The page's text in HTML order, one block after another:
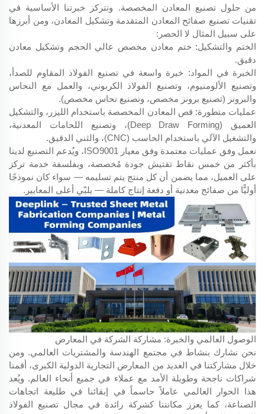
من حلول تصنيع المعادن المخصصة. وتتركز خبرتنا الأساسية في
تقنيات تصنيع صفائح المعادن المتقدمة وتشكيل المعادن، ومن أبرزها
على سبيل المثال لا الحصر:
الختم والتشكيل: ختم معادن مخصص عالي الحجم وتشكيل معادن
دقيق.
الخبرة في المواد: خبرة واسعة في تصنيع الفولاذ المقاوم للصدأ،
وتصنيع الألومنيوم، وتصنيع الفولاذ الكربوني، والعمل مع النحاس
والبرونز (تصنيع برونز مخصص، وتصنيع نحاس مخصص).
عمليات متطورة: قص المعادن المخصصة باستخدام الليزر، والتشكيل
العميق (Deep Draw Forming)، وتصنيع اللحامات المعدنية،
والتشغيل الآلي باستخدام الحاسب (CNC)، والثني الدقيق.
نعمل وفق عمليات معتمدة وفق معيار ISO9001، ويُدعم التصنيع لدينا
بأكثر من خمس نقاط تفتيش جودة مُخصصة، وبفلسفة خدمة تركز
على العميل، مما يضمن أن كل منتج يتم تسليمه — سواء كان نموذجًا
أوليًّا من صفائح معدنية أو دفعة إنتاج كاملة — يلبّي أعلى المعايير.
الوصول العالمي والخبرة: مشاركة الشركة في المعارض
نحن نشارك بنشاط في مجتمع الهندسة والمشتريات العالمي. ومن
خلال مشاركتنا في العديد من المعارض التجارية الدولية الكبرى، أقمنا
شراكات ناجحة وطويلة الأمد مع عملاء في جميع أنحاء العالم. ويُعد
هذا الحوار العالمي عاملاً حاسماً في إبقائنا في طليعة اتجاهات
الصناعة، كما يعزز مكانتنا كشركة رائدة في مجال تصنيع الفولاذ